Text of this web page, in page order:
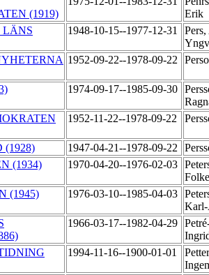
(1919)
Erik
LÄNS
1948-10-15--1977-12-31
1952-09-22--1978-09-22
1974-09-17--1985-09-30
1952-11-22--1978-09-22
(1928) 1947-04-21--1978-09-22
(1934)
1970-04-20--1976-02-03
(1945)
1976-03-10--1985-04-03
1966-03-17--1982-04-29
1994-11-16--1900-01-01